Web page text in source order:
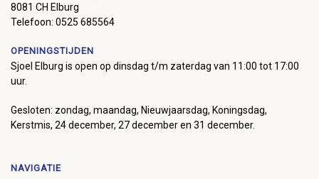
8081 CH Elburg
Telefoon: 0525 685564
OPENINGSTIJDEN
Sjoel Elburg is open op dinsdag t/m zaterdag van 11:00 tot 17:00
uur.
Gesloten: zondag, maandag, Nieuwjaarsdag, Koningsdag,
Kerstmis, 24 december, 27 december en 31 december.
NAVIGATIE